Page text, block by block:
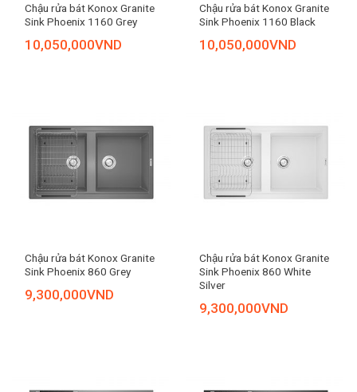
Chậu rửa bát Konox Granite
Sink Phoenix 1160 Grey
10,050,000VND
Chậu rửa bát Konox Granite
Sink Phoenix 1160 Black
10,050,000VND
Chậu rửa bát Konox Granite
Sink Phoenix 860 Grey
9,300,000VND
Chậu rửa bát Konox Granite
Sink Phoenix 860 White
Silver
9,300,000VND